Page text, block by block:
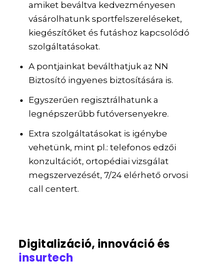
amiket beváltva kedvezményesen
vásárolhatunk sportfelszereléseket,
kiegészítőket és futáshoz kapcsolódó
szolgáltatásokat.
A pontjainkat beválthatjuk az NN
Biztosító ingyenes biztosítására is.
Egyszerűen regisztrálhatunk a
legnépszerűbb futóversenyekre.
Extra szolgáltatásokat is igénybe
vehetünk, mint pl.: telefonos edzői
konzultációt, ortopédiai vizsgálat
megszervezését, 7/24 elérhető orvosi
call centert.
Digitalizáció, innováció és
insurtech